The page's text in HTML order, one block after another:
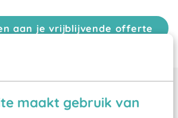
maakt gebruik van
aan je vrijblijvende offerte
02-08